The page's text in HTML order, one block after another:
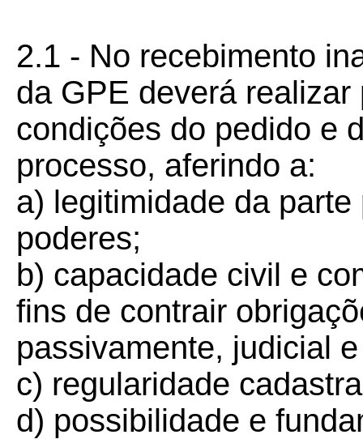
2.1 - No recebimento
da GPE deverá
condições do pedido e
processo, aferindo a:
a) legitimidade da
poderes;
b) capacidade civil e
fins de contrair
passivamente, judicial
c) regularidade
d) possibilidade e